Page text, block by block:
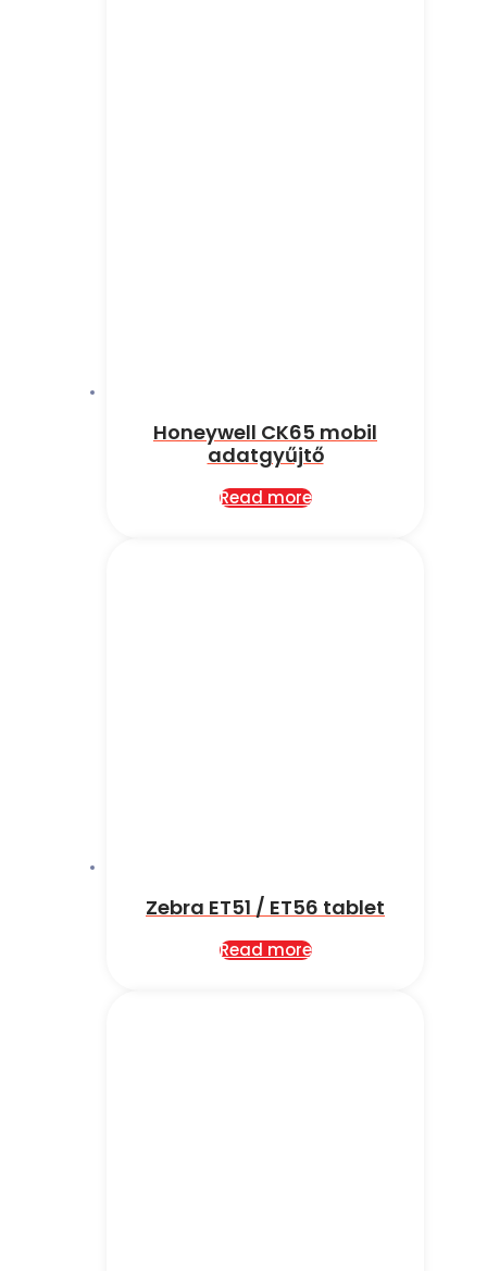
Honeywell CK65 mobil
adatgyűjtő
Read more
Zebra ET51 / ET56 tablet
Read more